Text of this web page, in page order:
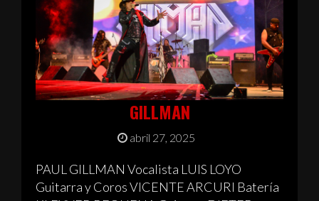
GILLMAN
abril 27, 2025
PAUL GILLMAN Vocalista LUIS LOYO
Guitarra y Coros VICENTE ARCURI Batería